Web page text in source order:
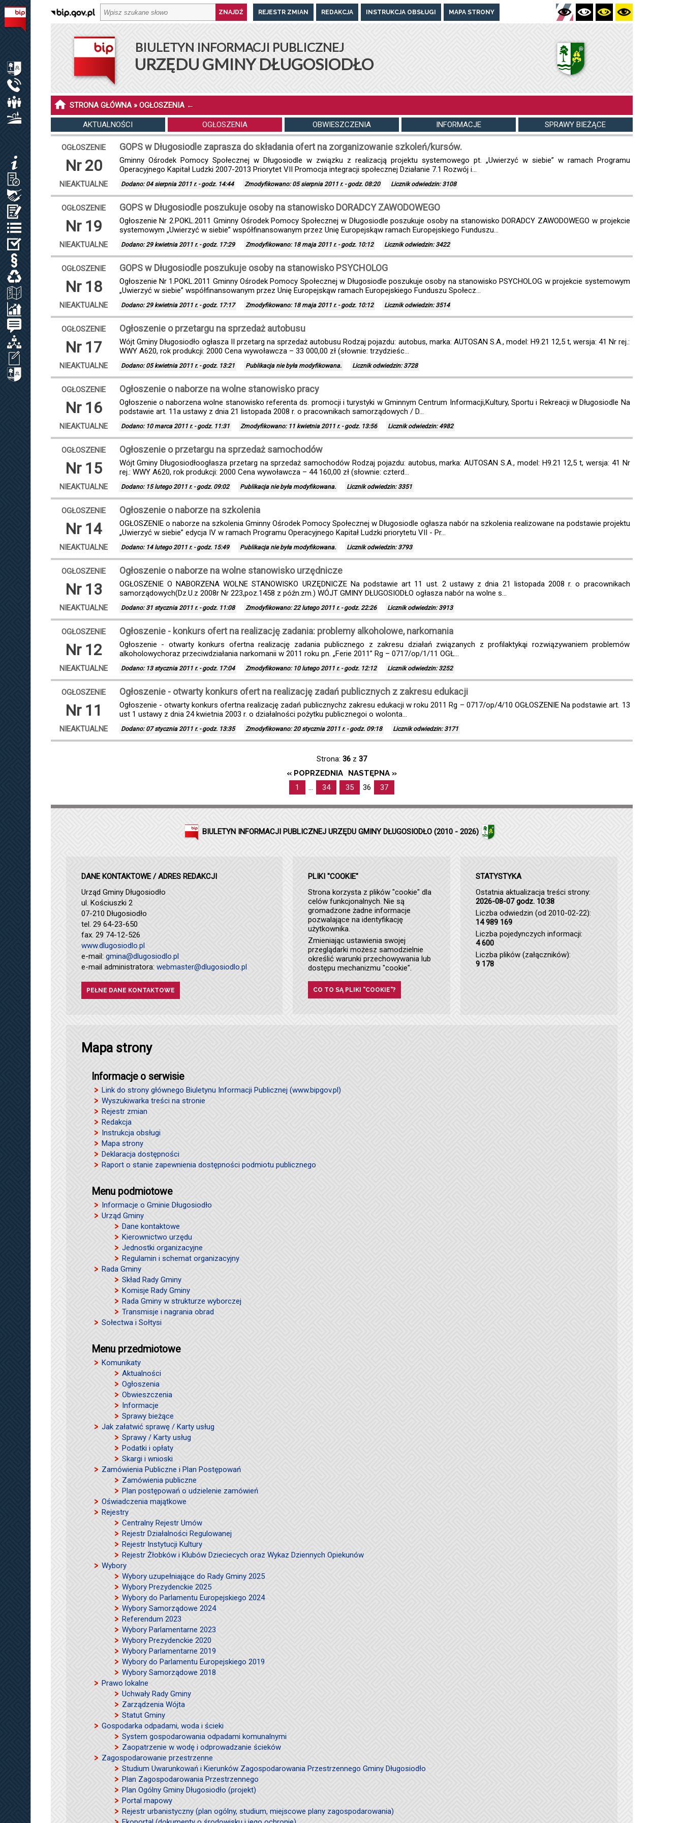
BIULETYN INFORMACJI PUBLICZNEJ URZĘDU GMINY DŁUGOSIODŁO
MENU PODMIOTOWE
INFORMACJE O GMINIE DŁUGOSIODŁO
RADA GMINY
SOŁECTWA I SOŁTYSI
KOMUNIKATY
ZAMÓWIENIA PUBLICZNE / PLAN POSTĘP.
OŚWIADCZENIA MAJĄTKOWE
PRAWO LOKALNE
ZAGOSPODAROWANIE PRZESTRZENNE
SPRAWOZDANIA / KONTROLA ZARZĄDCZA
ORGANIZACJE LOKALNE
REJESTR ZMIAN REDAKCJA INSTRUKCJA OBSŁUGI MAPA STRONY
BIULETYN INFORMACJI PUBLICZNEJ
URZĘDU GMINY DŁUGOSIODŁO
STRONA GŁÓWNA»OGŁOSZENIA←
AKTUALNOŚCI OGŁOSZENIA OBWIESZCZENIA INFORMACJE SPRAWY BIEŻĄCE
OGŁOSZENIE
Nr 20
NIEAKTUALNE
GOPS w Długosiodle zaprasza do składania ofert na zorganizowanie szkoleń/kursów.
Gminny Ośrodek Pomocy Społecznej w Długosiodle w związku z realizacją projektu systemowego pt. „Uwierzyć w siebie” w ramach Programu
Operacyjnego Kapitał Ludzki 2007-2013 Priorytet VII Promocja integracji społecznej Działanie 7.1 Rozwój i...
Dodano: 04 sierpnia 2011 r. - godz. 14:44 Zmodyfikowano: 05 sierpnia 2011 r. - godz. 08:20 Licznik odwiedzin: 3108
OGŁOSZENIE
Nr 19
NIEAKTUALNE
GOPS w Długosiodle poszukuje osoby na stanowisko DORADCY ZAWODOWEGO
Ogłoszenie Nr 2.POKL.2011 Gminny Ośrodek Pomocy Społecznej w Długosiodle poszukuje osoby na stanowisko DORADCY ZAWODOWEGO w projekcie
systemowym „Uwierzyć w siebie” współfinansowanym przez Unię Europejskąw ramach Europejskiego Funduszu...
Dodano: 29 kwietnia 2011 r. - godz. 17:29 Zmodyfikowano: 18 maja 2011 r. - godz. 10:12 Licznik odwiedzin: 3422
OGŁOSZENIE
Nr 18
NIEAKTUALNE
GOPS w Długosiodle poszukuje osoby na stanowisko PSYCHOLOG
Ogłoszenie Nr 1.POKL.2011 Gminny Ośrodek Pomocy Społecznej w Długosiodle poszukuje osoby na stanowisko PSYCHOLOG w projekcie systemowym
„Uwierzyć w siebie” współfinansowanym przez Unię Europejskąw ramach Europejskiego Funduszu Społecz...
Dodano: 29 kwietnia 2011 r. - godz. 17:17 Zmodyfikowano: 18 maja 2011 r. - godz. 10:12 Licznik odwiedzin: 3514
OGŁOSZENIE
Nr 17
NIEAKTUALNE
Ogłoszenie o przetargu na sprzedaż autobusu
Wójt Gminy Długosiodło ogłasza II przetarg na sprzedaż autobusu Rodzaj pojazdu: autobus, marka: AUTOSAN S.A., model: H9.21 12,5 t, wersja: 41 Nr rej.:
WWY A620, rok produkcji: 2000 Cena wywoławcza – 33 000,00 zł (słownie: trzydzieśc...
Dodano: 05 kwietnia 2011 r. - godz. 13:21 Publikacja nie była modyfikowana. Licznik odwiedzin: 3728
OGŁOSZENIE
Nr 16
NIEAKTUALNE
Ogłoszenie o naborze na wolne stanowisko pracy
Ogłoszenie o naborzena wolne stanowisko referenta ds. promocji i turystyki w Gminnym Centrum Informacji,Kultury, Sportu i Rekreacji w Długosiodle Na
podstawie art. 11a ustawy z dnia 21 listopada 2008 r. o pracownikach samorządowych / D...
Dodano: 10 marca 2011 r. - godz. 11:31 Zmodyfikowano: 11 kwietnia 2011 r. - godz. 13:56 Licznik odwiedzin: 4982
OGŁOSZENIE
Nr 15
NIEAKTUALNE
Ogłoszenie o przetargu na sprzedaż samochodów
Wójt Gminy Długosiodłoogłasza przetarg na sprzedaż samochodów Rodzaj pojazdu: autobus, marka: AUTOSAN S.A., model: H9.21 12,5 t, wersja: 41 Nr
rej.: WWY A620, rok produkcji: 2000 Cena wywoławcza – 44 160,00 zł (słownie: czterd...
Dodano: 15 lutego 2011 r. - godz. 09:02 Publikacja nie była modyfikowana. Licznik odwiedzin: 3351
OGŁOSZENIE
Nr 14
NIEAKTUALNE
Ogłoszenie o naborze na szkolenia
OGŁOSZENIE o naborze na szkolenia Gminny Ośrodek Pomocy Społecznej w Długosiodle ogłasza nabór na szkolenia realizowane na podstawie projektu
„Uwierzyć w siebie” edycja IV w ramach Programu Operacyjnego Kapitał Ludzki priorytetu VII - Pr...
Dodano: 14 lutego 2011 r. - godz. 15:49 Publikacja nie była modyfikowana. Licznik odwiedzin: 3793
OGŁOSZENIE
Nr 13
NIEAKTUALNE
Ogłoszenie o naborze na wolne stanowisko urzędnicze
OGŁOSZENIE O NABORZENA WOLNE STANOWISKO URZĘDNICZE Na podstawie art 11 ust. 2 ustawy z dnia 21 listopada 2008 r. o pracownikach
samorządowych(Dz.U.z 2008r Nr 223,poz.1458 z późn.zm.) WÓJT GMINY DŁUGOSIODŁO ogłasza nabór na wolne s...
Dodano: 31 stycznia 2011 r. - godz. 11:08 Zmodyfikowano: 22 lutego 2011 r. - godz. 22:26 Licznik odwiedzin: 3913
OGŁOSZENIE
Nr 12
NIEAKTUALNE
Ogłoszenie - konkurs ofert na realizację zadania: problemy alkoholowe, narkomania
Ogłoszenie - otwarty konkurs ofertna realizację zadania publicznego z zakresu działań związanych z profilaktykąi rozwiązywaniem problemów
alkoholowychoraz przeciwdziałania narkomanii w 2011 roku pn. „Ferie 2011” Rg – 0717/op/1/11 OGŁ...
Dodano: 13 stycznia 2011 r. - godz. 17:04 Zmodyfikowano: 10 lutego 2011 r. - godz. 12:12 Licznik odwiedzin: 3252
OGŁOSZENIE
Nr 11
NIEAKTUALNE
Ogłoszenie - otwarty konkurs ofert na realizację zadań publicznych z zakresu edukacji
Ogłoszenie - otwarty konkurs ofertna realizację zadań publicznychz zakresu edukacji w roku 2011 Rg – 0717/op/4/10 OGŁOSZENIE Na podstawie art. 13
ust 1 ustawy z dnia 24 kwietnia 2003 r. o działalności pożytku publicznegoi o wolonta...
Dodano: 07 stycznia 2011 r. - godz. 13:35 Zmodyfikowano: 20 stycznia 2011 r. - godz. 09:18 Licznik odwiedzin: 3171
Strona: 36z 37
« POPRZEDNIA
NASTĘPNA »
1
... 34 35 36 37
BIULETYN INFORMACJI PUBLICZNEJ URZĘDU GMINY DŁUGOSIODŁO (2010 - 2026)
DANE KONTAKTOWE / ADRES REDAKCJI
Urząd Gminy Długosiodło
ul. Kościuszki 2
07-210 Długosiodło
tel. 29 64-23-650
fax. 29 74-12-526
www.dlugosiodlo.pl
e-mail: gmina@dlugosiodlo.pl
e-mail administratora: webmaster@dlugosiodlo.pl
PEŁNE DANE KONTAKTOWE
PLIKI "COOKIE"
Strona korzysta z plików "cookie" dla
celów funkcjonalnych. Nie są
gromadzone żadne informacje
pozwalające na identyfikację
użytkownika.
Zmieniając ustawienia swojej
przeglądarki możesz samodzielnie
określić warunki przechowywania lub
dostępu mechanizmu "cookie".
CO TO SĄ PLIKI "COOKIE"?
STATYSTYKA
Ostatnia aktualizacja treści strony:
2026-08-07 godz. 10:38
Liczba odwiedzin (od 2010-02-22):
14 989 169
Liczba pojedynczych informacji:
4 600
Liczba plików (załączników):
9 178
Mapa strony
Informacje o serwisie
Link do strony głównego Biuletynu Informacji Publicznej (www.bipgov.pl)
Wyszukiwarka treści na stronie
Rejestr zmian
Redakcja
Instrukcja obsługi
Mapa strony
Deklaracja dostępności
Raport o stanie zapewnienia dostępności podmiotu publicznego
Menu podmiotowe
Informacje o Gminie Długosiodło
Urząd Gminy
Dane kontaktowe
Kierownictwo urzędu
Jednostki organizacyjne
Regulamin i schemat organizacyjny
Rada Gminy
Skład Rady Gminy
Komisje Rady Gminy
Rada Gminy w strukturze wyborczej
Transmisje i nagrania obrad
Sołectwa i Sołtysi
Menu przedmiotowe
Komunikaty
Aktualności
Ogłoszenia
Obwieszczenia
Informacje
Sprawy bieżące
Jak załatwić sprawę / Karty usług
Sprawy / Karty usług
Podatki i opłaty
Skargi i wnioski
Zamówienia Publiczne i Plan Postępowań
Zamówienia publiczne
Plan postępowań o udzielenie zamówień
Oświadczenia majątkowe
Rejestry
Centralny Rejestr Umów
Rejestr Działalności Regulowanej
Rejestr Instytucji Kultury
Rejestr Żłobków i Klubów Dzieciecych oraz Wykaz Dziennych Opiekunów
Wybory
Wybory uzupełniające do Rady Gminy 2025
Wybory Prezydenckie 2025
Wybory do Parlamentu Europejskiego 2024
Wybory Samorządowe 2024
Referendum 2023
Wybory Parlamentarne 2023
Wybory Prezydenckie 2020
Wybory Parlamentarne 2019
Wybory do Parlamentu Europejskiego 2019
Wybory Samorządowe 2018
Prawo lokalne
Uchwały Rady Gminy
Zarządzenia Wójta
Statut Gminy
Gospodarka odpadami, woda i ścieki
System gospodarowania odpadami komunalnymi
Zaopatrzenie w wodę i odprowadzanie ścieków
Zagospodarowanie przestrzenne
Studium Uwarunkowań i Kierunków Zagospodarowania Przestrzennego Gminy Długosiodło
Plan Zagospodarowania Przestrzennego
Plan Ogólny Gminy Długosiodło (projekt)
Portal mapowy
Rejestr urbanistyczny (plan ogólny, studium, miejscowe plany zagospodarowania)